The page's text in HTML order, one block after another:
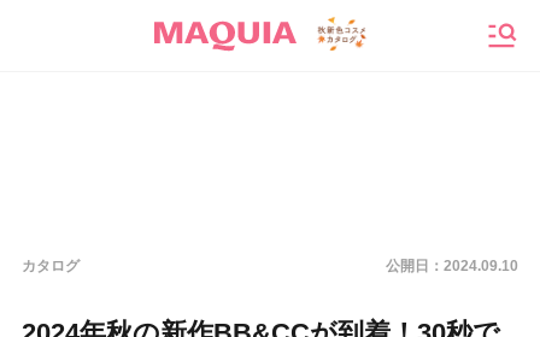
カタログ 公開日： 2024.09.10